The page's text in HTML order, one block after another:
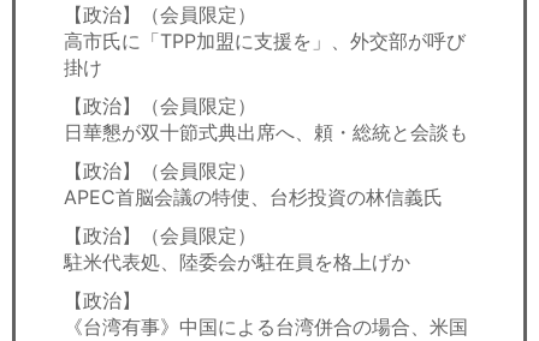
【政治】（会員限定）
高市氏に「TPP加盟に支援を」、外交部が呼び
掛け
【政治】（会員限定）
日華懇が双十節式典出席へ、頼・総統と会談も
【政治】（会員限定）
APEC首脳会議の特使、台杉投資の林信義氏
【政治】（会員限定）
駐米代表処、陸委会が駐在員を格上げか
【政治】
《台湾有事》中国による台湾併合の場合、米国